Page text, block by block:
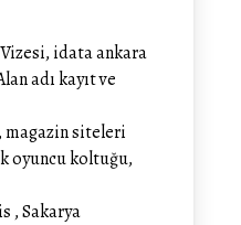
idata ankara
adı kayıt ve
magazin siteleri
oyuncu koltuğu,
, Sakarya